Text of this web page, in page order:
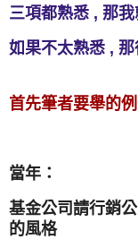
三項都熟悉 , 那
如果不太熟悉 ,
首先筆者要舉的
當年：
基金公司請行銷
的風格